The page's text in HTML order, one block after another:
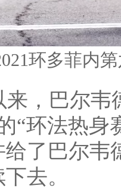
环多菲内
来，巴尔
“环法热
了巴尔韦
去。